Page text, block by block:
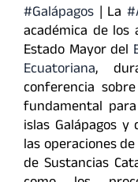
#Galápagos | La
académica de
Estado Mayor del
Ecuatoriana,
conferencia
fundamental
islas Galápagos y
las operaciones
de Sustancias